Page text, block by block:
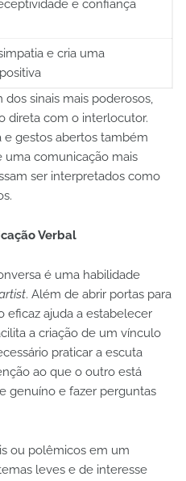
e confiança
e cria uma
sinais mais poderosos,
direta com o interlocutor.
e gestos abertos também
comunicação mais
ser interpretados como
Verbal
é uma habilidade
. Além de abrir portas para
eficaz ajuda a estabelecer
a criação de um vínculo
praticar a escuta
ao que o outro está
genuíno e fazer perguntas
ou polêmicos em um
leves e de interesse